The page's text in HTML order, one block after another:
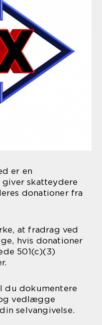
er en
skatteydere
donationer fra
at fradrag ved
hvis donationer
501(c)(3)
du dokumentere
vedlægge
selvangivelse.